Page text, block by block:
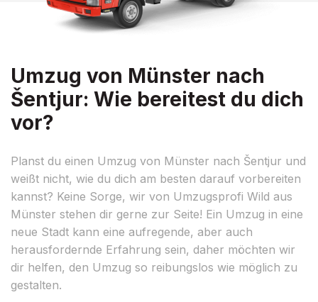
Umzug von Münster nach
Šentjur: Wie bereitest du dich
vor?
Planst du einen Umzug von Münster nach Šentjur und
weißt nicht, wie du dich am besten darauf vorbereiten
kannst? Keine Sorge, wir von Umzugsprofi Wild aus
Münster stehen dir gerne zur Seite! Ein Umzug in eine
neue Stadt kann eine aufregende, aber auch
herausfordernde Erfahrung sein, daher möchten wir
dir helfen, den Umzug so reibungslos wie möglich zu
gestalten.